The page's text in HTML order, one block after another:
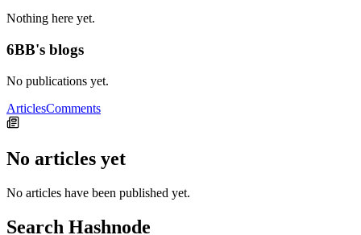
Nothing here yet.
6BB's blogs
No publications yet.
ArticlesComments
No articles yet
No articles have been published yet.
Search Hashnode